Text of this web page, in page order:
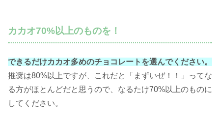
カカオ70%以上のものを！
できるだけカカオ多めのチョコレートを選んでください。
推奨は80%以上ですが、これだと「まずいぜ！！」ってな
る方がほとんどだと思うので、なるたけ70%以上のものに
してください。